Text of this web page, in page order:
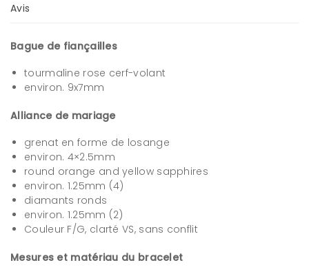
Avis
Bague de fiançailles
tourmaline rose cerf-volant
environ. 9x7mm
Alliance de mariage
grenat en forme de losange
environ. 4×2.5mm
round orange and yellow sapphires
environ. 1.25mm (4)
diamants ronds
environ. 1.25mm (2)
Couleur F/G, clarté VS, sans conflit
Mesures et matériau du bracelet